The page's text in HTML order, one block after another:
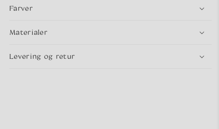
Farver
Materialer
Levering og retur